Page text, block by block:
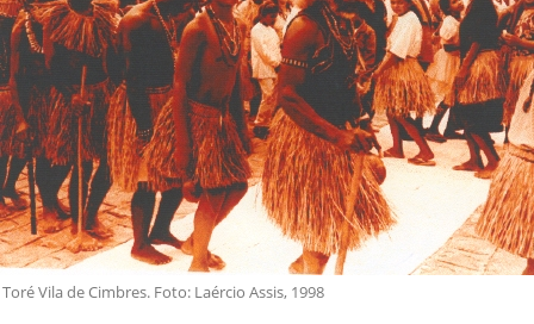
Toré Vila de Cimbres. Foto: Laércio Assis, 1998